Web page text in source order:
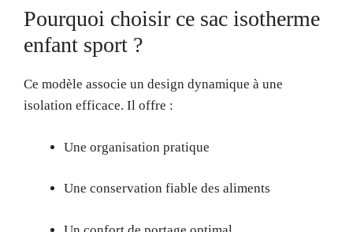
Pourquoi choisir ce sac isotherme
enfant sport ?
Ce modèle associe un design dynamique à une
isolation efficace. Il offre :
Une organisation pratique
Une conservation fiable des aliments